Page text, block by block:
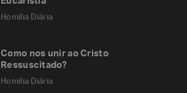
Homilia Diária
Como nos unir ao Cristo
Ressuscitado?
Homilia Diária